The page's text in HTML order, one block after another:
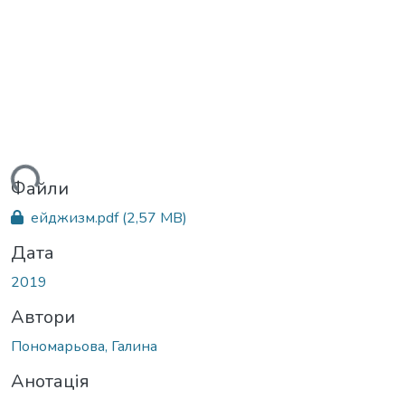
Файли
ейджизм.pdf(2,57 MB)
Дата
2019
Автори
Пономарьова, Галина
Анотація